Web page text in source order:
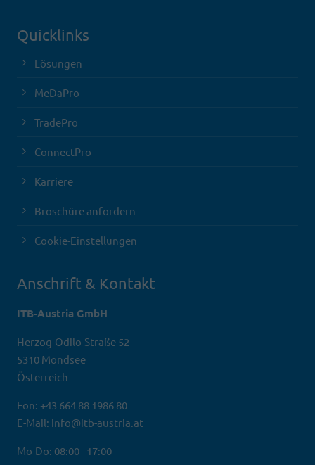
Quicklinks
Lösungen
MeDaPro
TradePro
ConnectPro
Karriere
Broschüre anfordern
Cookie-Einstellungen
Anschrift & Kontakt
ITB-Austria GmbH
Herzog-Odilo-Straße 52
5310 Mondsee
Österreich
Fon: +43 664 88 1986 80
E-Mail: info@itb-austria.at
Mo-Do: 08:00 - 17:00